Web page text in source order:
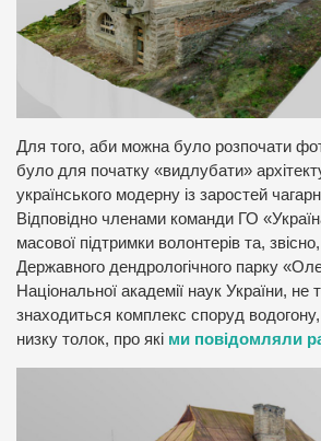
Для того, аби можна було розпочати
було для початку «видлубати»
українського модерну із заростей
Відповідно членами команди ГО
масової підтримки волонтерів та,
Державного дендрологічного парку
Національної академії наук України, не
знаходиться комплекс споруд
низку толок, про які ми повідомляли